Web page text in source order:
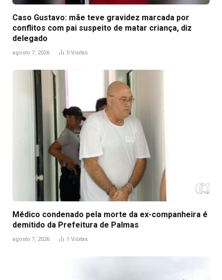
Caso Gustavo: mãe teve gravidez marcada por
conflitos com pai suspeito de matar criança, diz
delegado
agosto 7, 2026 0 Visitas
Médico condenado pela morte da ex-companheira é
demitido da Prefeitura de Palmas
agosto 7, 2026 1 Visitas